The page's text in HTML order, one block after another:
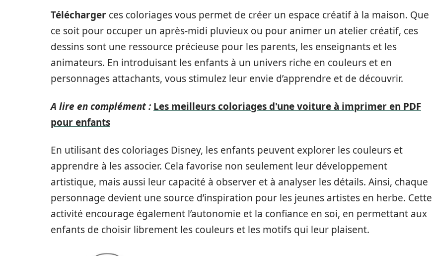
Télécharger ces coloriages vous permet de créer un espace créatif à la maison. Que
ce soit pour occuper un après-midi pluvieux ou pour animer un atelier créatif, ces
dessins sont une ressource précieuse pour les parents, les enseignants et les
animateurs. En introduisant les enfants à un univers riche en couleurs et en
personnages attachants, vous stimulez leur envie d’apprendre et de découvrir.
A lire en complément : Les meilleurs coloriages d'une voiture à imprimer en PDF
pour enfants
En utilisant des coloriages Disney, les enfants peuvent explorer les couleurs et
apprendre à les associer. Cela favorise non seulement leur développement
artistique, mais aussi leur capacité à observer et à analyser les détails. Ainsi, chaque
personnage devient une source d’inspiration pour les jeunes artistes en herbe. Cette
activité encourage également l’autonomie et la confiance en soi, en permettant aux
enfants de choisir librement les couleurs et les motifs qui leur plaisent.